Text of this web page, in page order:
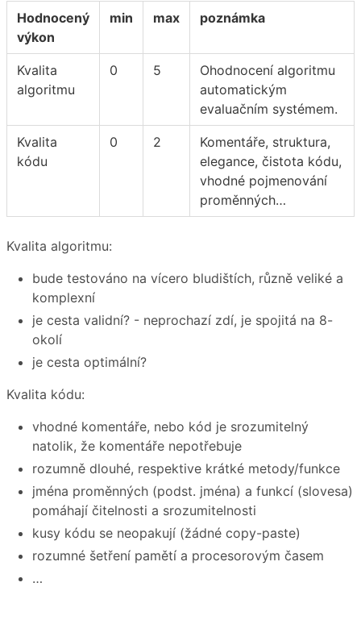
Hodnocený
výkon
min max poznámka
Kvalita
algoritmu
0 5
Ohodnocení algoritmu
automatickým
evaluačním systémem.
Kvalita
kódu
0 2
Komentáře, struktura,
elegance, čistota kódu,
vhodné pojmenování
proměnných…
Kvalita algoritmu:
bude testováno na vícero bludištích, různě veliké a
komplexní
je cesta validní? - neprochazí zdí, je spojitá na 8-
okolí
je cesta optimální?
Kvalita kódu:
vhodné komentáře, nebo kód je srozumitelný
natolik, že komentáře nepotřebuje
rozumně dlouhé, respektive krátké metody/funkce
jména proměnných (podst. jména) a funkcí (slovesa)
pomáhají čitelnosti a srozumitelnosti
kusy kódu se neopakují (žádné copy-paste)
rozumné šetření pamětí a procesorovým časem
…